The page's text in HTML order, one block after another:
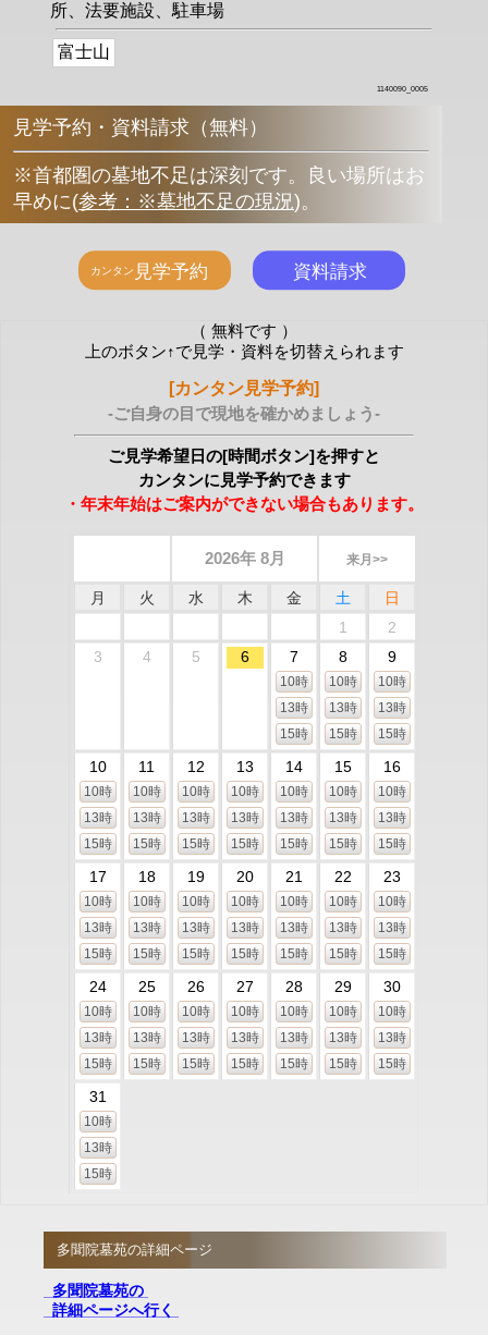
所、法要施設、駐車場
富士山
1140090_0005
見学予約・資料請求（無料）
※首都圏の墓地不足は深刻です。良い場所はお
早めに(参考：※墓地不足の現況)。
（ 無料です ）
上のボタン↑で見学・資料を切替えられます
[カンタン見学予約]
-ご自身の目で現地を確かめましょう-
ご見学希望日の[時間ボタン]を押すと
カンタンに見学予約できます
・年末年始はご案内ができない場合もあります。
2026年 8月 来月>>
月 火 水 木 金 土
日
1
2
3
4 5 6 7
10時
13時
15時
8
10時
13時
15時
9
10時
13時
15時
10
10時
13時
15時
11
10時
13時
15時
12
10時
13時
15時
13
10時
13時
15時
14
10時
13時
15時
15
10時
13時
15時
16
10時
13時
15時
17
10時
13時
15時
18
10時
13時
15時
19
10時
13時
15時
20
10時
13時
15時
21
10時
13時
15時
22
10時
13時
15時
23
10時
13時
15時
24
10時
13時
15時
25
10時
13時
15時
26
10時
13時
15時
27
10時
13時
15時
28
10時
13時
15時
29
10時
13時
15時
30
10時
13時
15時
31
10時
13時
15時
多聞院墓苑の詳細ページ
多聞院墓苑の
詳細ページへ行く